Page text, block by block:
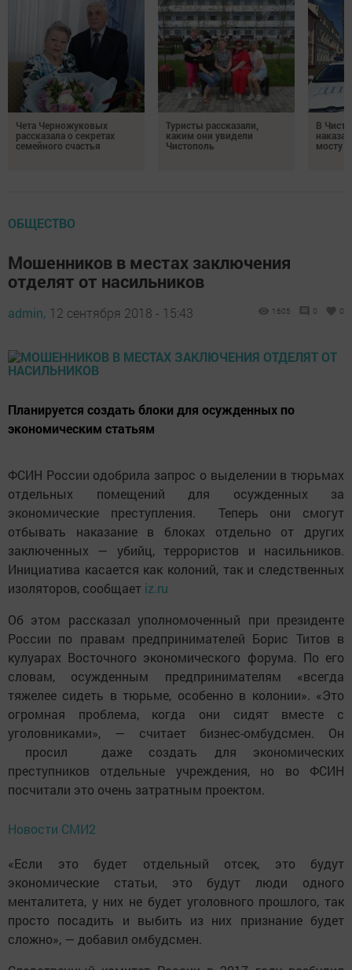
Чета Черножуковых
рассказала о секретах
семейного счастья
Туристы рассказали,
каким они увидели
Чистополь
В
мосту
ОБЩЕСТВО
Мошенников в местах заключения
отделят от насильников
admin, 12 сентября 2018 - 15:43 1605 0 0
Планируется создать блоки для осужденных по
экономическим статьям
ФСИН России одобрила запрос о выделении в тюрьмах
отдельных помещений для осужденных за
экономические преступления. Теперь они смогут
отбывать наказание в блоках отдельно от других
заключенных — убийц, террористов и насильников.
Инициатива касается как колоний, так и следственных
изоляторов, сообщает iz.ru
Об этом рассказал уполномоченный при президенте
России по правам предпринимателей Борис Титов в
кулуарах Восточного экономического форума. По его
словам, осужденным предпринимателям «всегда
тяжелее сидеть в тюрьме, особенно в колонии». «Это
огромная проблема, когда они сидят вместе с
уголовниками», — считает бизнес-омбудсмен. Он
просил даже создать для экономических
преступников отдельные учреждения, но во ФСИН
посчитали это очень затратным проектом.
Новости СМИ2
«Если это будет отдельный отсек, это будут
экономические статьи, это будут люди одного
менталитета, у них не будет уголовного прошлого, так
просто посадить и выбить из них признание будет
сложно», — добавил омбудсмен.